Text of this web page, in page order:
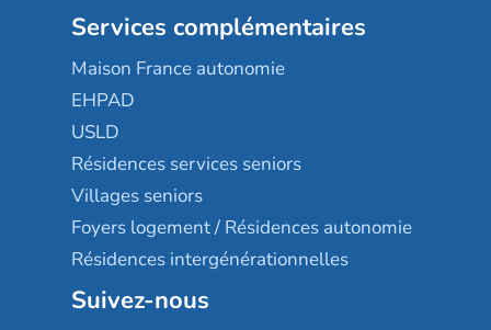
Services complémentaires
Maison France autonomie
EHPAD
USLD
Résidences services seniors
Villages seniors
Foyers logement / Résidences autonomie
Résidences intergénérationnelles
Suivez-nous